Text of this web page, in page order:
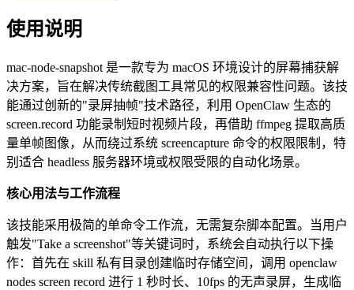
使用说明
mac-node-snapshot 是一款专为 macOS 环境设计的屏幕捕获解
决方案，旨在解决传统截图工具常见的权限兼容性问题。该技
能通过创新的"录屏抽帧"技术路径，利用 OpenClaw 生态的
screen.record 功能录制短时视频片段，再借助 ffmpeg 提取高质
量单帧图像，从而绕过系统 screencapture 命令的权限限制，特
别适合 headless 服务器环境或权限受限的自动化场景。
核心用法与工作流程
该技能采用极简的单命令工作流，无需复杂脚本配置。当用户
触发"Take a screenshot"等关键词时，系统会自动执行以下操
作：首先在 skill 私有目录创建临时存储空间，调用 openclaw
nodes screen record 进行 1 秒时长、10fps 的无声录屏，生成临